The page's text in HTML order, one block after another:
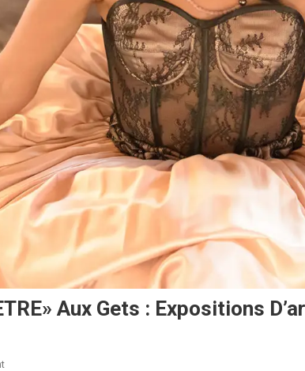
Aux Gets : Expositions
On